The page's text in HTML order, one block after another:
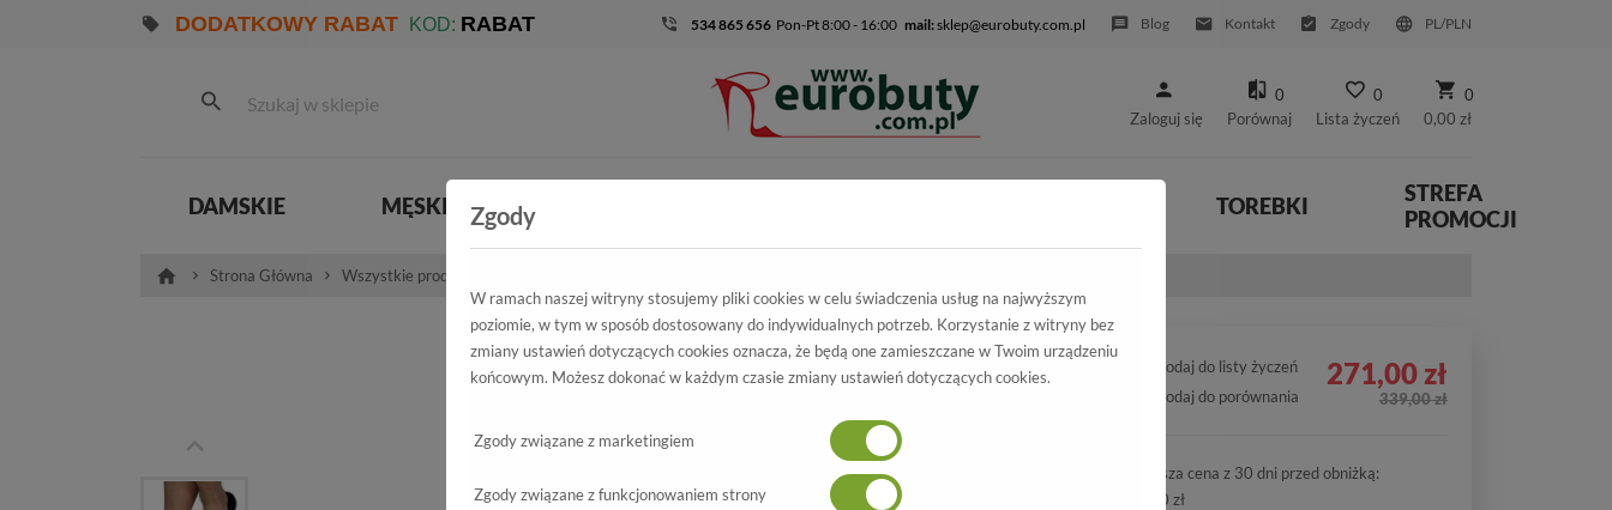
DODATKOWY RABAT KOD: RABAT 534 865 656 Pon-Pt 8:00 - 16:00 mail:sklep@eurobuty.com.pl Blog Kontakt Zgody PL/PLN
Zaloguj się
0
Porównaj
0
Lista życzeń
0
0,00 zł
DAMSKIE MĘSKIE TOREBKI
STREFA
PROMOCJI
Strona Główna Wszystkie produkty
Klapki Lemar
40477 S.Biały Skóra Naturalna
NOWOŚĆ -20%
Dodaj do listy życzeń
Dodaj do porównania
271,00 zł
339,00 zł
Najniższa cena z 30 dni przed obniżką:
271,00 zł
Zgody
W ramach naszej witryny stosujemy pliki cookies w celu świadczenia usług na najwyższym
poziomie, w tym w sposób dostosowany do indywidualnych potrzeb. Korzystanie z witryny bez
zmiany ustawień dotyczących cookies oznacza, że będą one zamieszczane w Twoim urządzeniu
końcowym. Możesz dokonać w każdym czasie zmiany ustawień dotyczących cookies.
Zgody związane z marketingiem
Zgody związane z funkcjonowaniem strony